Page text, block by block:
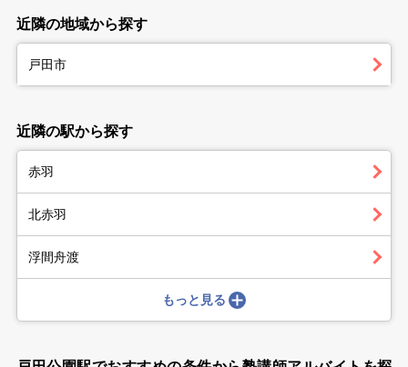
近隣の地域から探す
戸田市
近隣の駅から探す
赤羽
北赤羽
浮間舟渡
もっと見る